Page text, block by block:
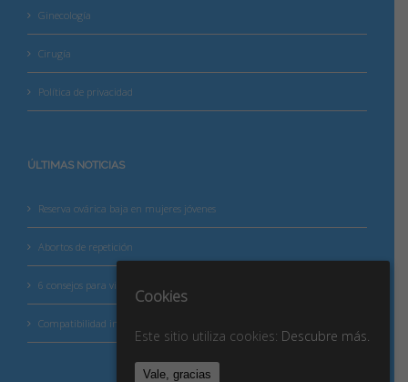
Ginecología
Cirugía
Política de privacidad
ÚLTIMAS NOTICIAS
Reserva ovárica baja en mujeres jóvenes
Abortos de repetición
6 consejos para vivir mejor tu betaespera
Compatibilidad inmunológica
Cookies
Este sitio utiliza cookies: Descubre más.
Vale, gracias